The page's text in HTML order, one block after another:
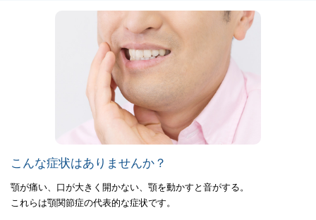
こんな症状はありませんか？
顎が痛い、口が大きく開かない、顎を動かすと音がする。
これらは顎関節症の代表的な症状です。